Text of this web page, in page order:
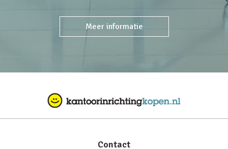
Meer informatie
Contact